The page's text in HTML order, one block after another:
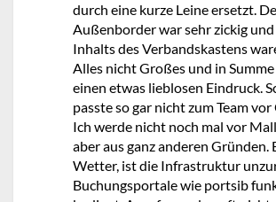
durch eine kurze Leine ersetzt.
Außenborder war sehr zickig und
Inhalts des Verbandskastens
Alles nicht Großes und in
einen etwas lieblosen Eindruck.
passte so gar nicht zum Team
Ich werde nicht noch mal vor
aber aus ganz anderen Gründen.
Wetter, ist die Infrastruktur
Buchungsportale wie portsib